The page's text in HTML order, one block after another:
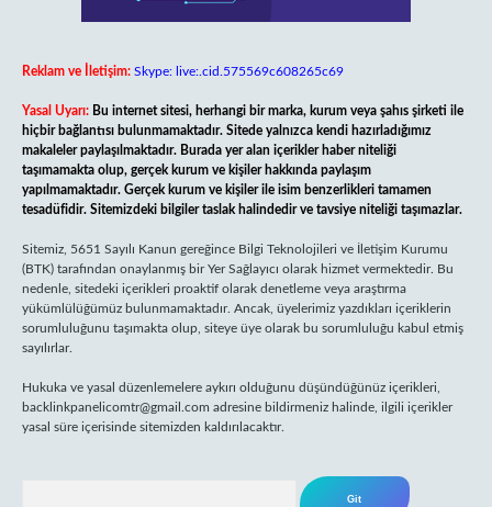
Reklam ve İletişim: Skype: live:.cid.575569c608265c69
Yasal Uyarı: Bu internet sitesi, herhangi bir marka, kurum veya şahıs şirketi ile
hiçbir bağlantısı bulunmamaktadır. Sitede yalnızca kendi hazırladığımız
makaleler paylaşılmaktadır. Burada yer alan içerikler haber niteliği
taşımamakta olup, gerçek kurum ve kişiler hakkında paylaşım
yapılmamaktadır. Gerçek kurum ve kişiler ile isim benzerlikleri tamamen
tesadüfidir. Sitemizdeki bilgiler taslak halindedir ve tavsiye niteliği taşımazlar.
Sitemiz, 5651 Sayılı Kanun gereğince Bilgi Teknolojileri ve İletişim Kurumu
(BTK) tarafından onaylanmış bir Yer Sağlayıcı olarak hizmet vermektedir. Bu
nedenle, sitedeki içerikleri proaktif olarak denetleme veya araştırma
yükümlülüğümüz bulunmamaktadır. Ancak, üyelerimiz yazdıkları içeriklerin
sorumluluğunu taşımakta olup, siteye üye olarak bu sorumluluğu kabul etmiş
sayılırlar.
Hukuka ve yasal düzenlemelere aykırı olduğunu düşündüğünüz içerikleri,
backlinkpanelicomtr@gmail.com adresine bildirmeniz halinde, ilgili içerikler
yasal süre içerisinde sitemizden kaldırılacaktır.